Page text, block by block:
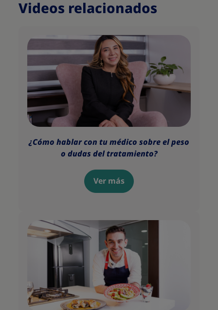
Videos relacionados
¿Cómo hablar con tu médico sobre el peso
o dudas del tratamiento?
Ver más